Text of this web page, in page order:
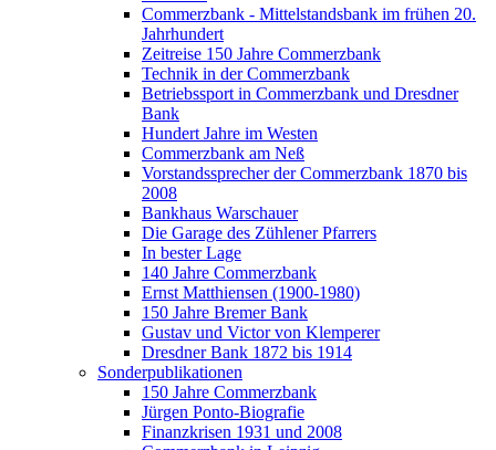
Commerzbank - Mittelstandsbank im frühen 20.
Jahrhundert
Zeitreise 150 Jahre Commerzbank
Technik in der Commerzbank
Betriebssport in Commerzbank und Dresdner
Bank
Hundert Jahre im Westen
Commerzbank am Neß
Vorstandssprecher der Commerzbank 1870 bis
2008
Bankhaus Warschauer
Die Garage des Zühlener Pfarrers
In bester Lage
140 Jahre Commerzbank
Ernst Matthiensen (1900-1980)
150 Jahre Bremer Bank
Gustav und Victor von Klemperer
Dresdner Bank 1872 bis 1914
Sonderpublikationen
150 Jahre Commerzbank
Jürgen Ponto-Biografie
Finanzkrisen 1931 und 2008